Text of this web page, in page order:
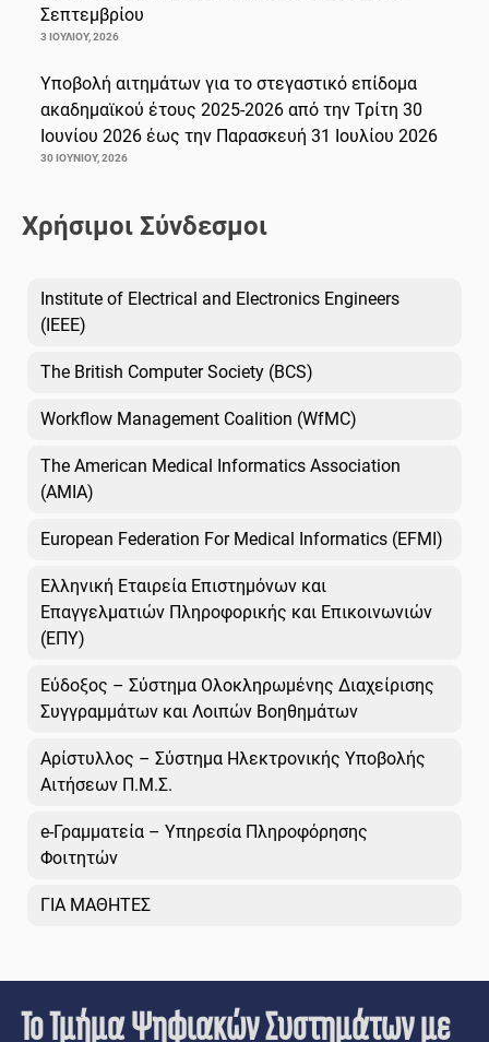
Σεπτεμβρίου
3 ΙΟΥΛΊΟΥ, 2026
Υποβολή αιτημάτων για το στεγαστικό επίδομα
ακαδημαϊκού έτους 2025-2026 από την Τρίτη 30
Ιουνίου 2026 έως την Παρασκευή 31 Ιουλίου 2026
30 ΙΟΥΝΊΟΥ, 2026
Χρήσιμοι Σύνδεσμοι
Institute of Electrical and Electronics Engineers
(IEEE)
The British Computer Society (BCS)
Workflow Management Coalition (WfMC)
The American Medical Informatics Association
(AMIA)
European Federation For Medical Informatics (EFMI)
Ελληνική Εταιρεία Επιστημόνων και
Επαγγελματιών Πληροφορικής και Επικοινωνιών
(ΕΠΥ)
Εύδοξος – Σύστημα Ολοκληρωμένης Διαχείρισης
Συγγραμμάτων και Λοιπών Βοηθημάτων
Αρίστυλλος – Σύστημα Ηλεκτρονικής Υποβολής
Αιτήσεων Π.Μ.Σ.
e-Γραμματεία – Υπηρεσία Πληροφόρησης
Φοιτητών
ΓΙΑ ΜΑΘΗΤΕΣ
Το Τμήμα Ψηφιακών Συστημάτων με